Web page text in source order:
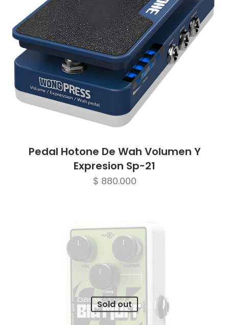
Pedal Hotone De Wah Volumen Y
Expresion Sp-21
$ 880.000
Sold out